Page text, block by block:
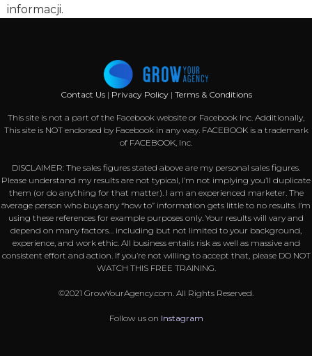
informacji.
Contact Us | Privacy Policy| Terms & Conditions
This site is not a part of the Facebook website or Facebook Inc. Additionally,
This site is NOT endorsed by Facebook in any way. FACEBOOK is a trademark
of FACEBOOK, Inc.
DISCLAIMER: The sales figures stated above are my personal sales figures.
Please understand my results are not typical, I’m not implying you’ll duplicate
them (or do anything for that matter). I am an experienced marketer. The
average person who buys any “how to” information gets little to no results. I’m
using these references for example purposes only. Your results will vary and
depend on many factors… including but not limited to your background,
experience, and work ethic. All business entails risk as well as massive and
consistent effort and action. If you’re not willing to accept that, please DO NOT
WATCH THIS FREE TRAINING.
©2021 GrowYourAgency.com. All Rights Reserved.
Follow us on Instagram